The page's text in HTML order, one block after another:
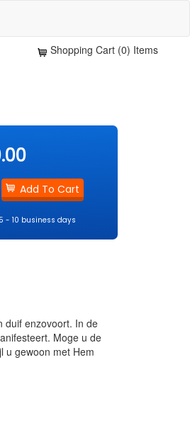
Shopping Cart (0) Items
- 10 business days
duif enzovoort. In de
Moge u de
u gewoon met Hem